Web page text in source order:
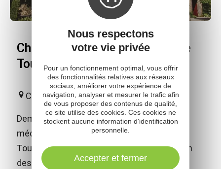
Château du Bosc - Demeure de
Toulouse-Lautrec
Camjac
Demeure familiale d'exception, ce château
médiéval richement meublé a donné à
Toulouse-Lautrec les atouts pour devenir un
des plus célèbres peintres du XIXème s.
Nous respectons
votre vie privée
Pour un fonctionnement optimal, vous offrir
des fonctionnalités relatives aux réseaux
sociaux, améliorer votre expérience de
navigation, analyser et mesurer le trafic afin
de vous proposer des contenus de qualité,
ce site utilise des cookies. Ces cookies ne
stockent aucune information d'identification
personnelle.
Accepter et fermer